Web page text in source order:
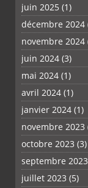
juin 2025 (1)
décembre 2024
novembre 2024
juin 2024 (3)
mai 2024 (1)
avril 2024 (1)
janvier 2024 (1)
novembre 2023
octobre 2023 (3)
septembre 2023
juillet 2023 (5)